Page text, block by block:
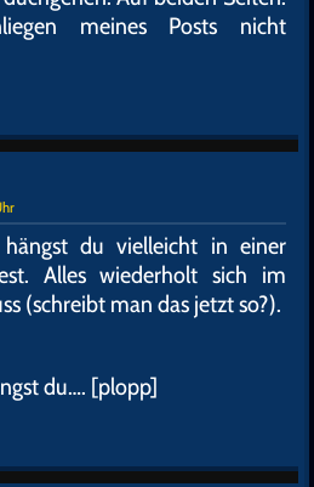
meines Posts nicht
du vielleicht in einer
Alles wiederholt sich im
(schreibt man das jetzt so?).
du…. [plopp]